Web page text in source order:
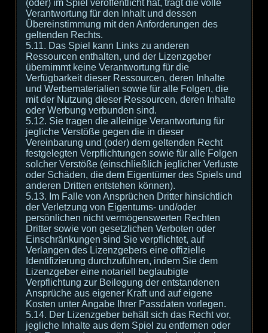
(oder) im Spiel veröffentlicht hat, trägt die volle
Verantwortung für den Inhalt und dessen
Übereinstimmung mit den Anforderungen des
geltenden Rechts.
5.11. Das Spiel kann Links zu anderen
Ressourcen enthalten, und der Lizenzgeber
übernimmt keine Verantwortung für die
Verfügbarkeit dieser Ressourcen, deren Inhalte
und Werbematerialien sowie für alle Folgen, die
mit der Nutzung dieser Ressourcen, deren Inhalte
oder Werbung verbunden sind.
5.12. Sie tragen die alleinige Verantwortung für
jegliche Verstöße gegen die in dieser
Vereinbarung und (oder) dem geltenden Recht
festgelegten Verpflichtungen sowie für alle Folgen
solcher Verstöße (einschließlich jeglicher Verluste
oder Schäden, die dem Eigentümer des Spiels und
anderen Dritten entstehen können).
5.13. Im Falle von Ansprüchen Dritter hinsichtlich
der Verletzung von Eigentums- und/oder
persönlichen nicht vermögenswerten Rechten
Dritter sowie von gesetzlichen Verboten oder
Einschränkungen sind Sie verpflichtet, auf
Verlangen des Lizenzgebers eine offizielle
Identifizierung durchzuführen, indem Sie dem
Lizenzgeber eine notariell beglaubigte
Verpflichtung zur Beilegung der entstandenen
Ansprüche aus eigener Kraft und auf eigene
Kosten unter Angabe Ihrer Passdaten vorlegen.
5.14. Der Lizenzgeber behält sich das Recht vor,
jegliche Inhalte aus dem Spiel zu entfernen oder